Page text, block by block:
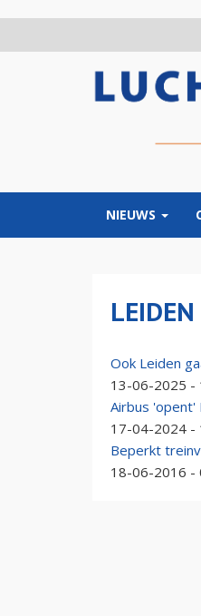
NIEUWS
LEIDEN
Ook Leiden
13-06-2025 -
Airbus 'opent'
17-04-2024 -
Beperkt
18-06-2016 -